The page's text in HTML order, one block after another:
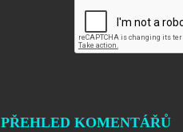
PŘEHLED KOMENTÁŘŮ